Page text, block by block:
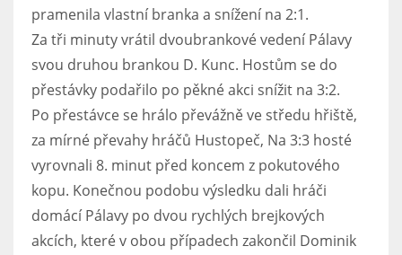
pramenila vlastní branka a snížení na 2:1.
Za tři minuty vrátil dvoubrankové vedení Pálavy
svou druhou brankou D. Kunc. Hostům se do
přestávky podařilo po pěkné akci snížit na 3:2.
Po přestávce se hrálo převážně ve středu hřiště,
za mírné převahy hráčů Hustopeč, Na 3:3 hosté
vyrovnali 8. minut před koncem z pokutového
kopu. Konečnou podobu výsledku dali hráči
domácí Pálavy po dvou rychlých brejkových
akcích, které v obou případech zakončil Dominik